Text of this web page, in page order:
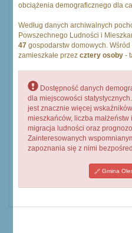
obciążenia demograficznego dla
Według danych archiwalnych
Powszechnego Ludności i
47 gospodarstw domowych.
zamieszkałe przez cztery osoby -
Dostępność danych
dla miejscowości
jest znacznie więcej
mieszkańców, liczba
migracja ludności oraz
Zainteresowanych
zapoznania się z nimi
Gmina